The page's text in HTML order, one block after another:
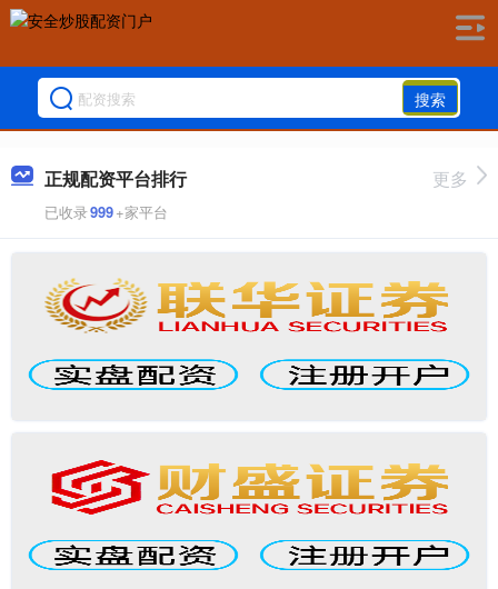
搜索
正规配资平台排行
已收录999+家平台
更多